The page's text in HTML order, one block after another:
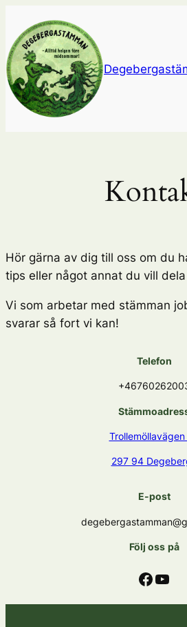
innehåll
Hör gärna av dig till oss om du
tips eller något annat du vill
Vi som arbetar med stämman
svarar så fort vi kan!
Telefon
Trollemöllavägen
297 94
E-post
Följ oss på
Facebook YouTube